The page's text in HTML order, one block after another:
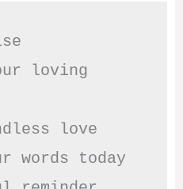
loving
love
words today